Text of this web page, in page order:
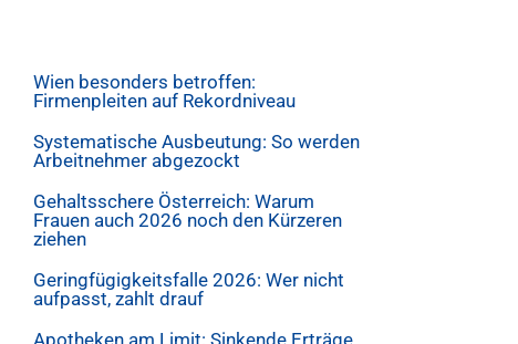
Wien besonders betroffen:
Firmenpleiten auf Rekordniveau
Systematische Ausbeutung: So werden
Arbeitnehmer abgezockt
Gehaltsschere Österreich: Warum
Frauen auch 2026 noch den Kürzeren
ziehen
Geringfügigkeitsfalle 2026: Wer nicht
aufpasst, zahlt drauf
Apotheken am Limit: Sinkende Erträge